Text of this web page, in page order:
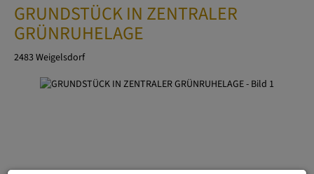
GRUNDSTÜCK IN ZENTRALER
GRÜNRUHELAGE
2483 Weigelsdorf